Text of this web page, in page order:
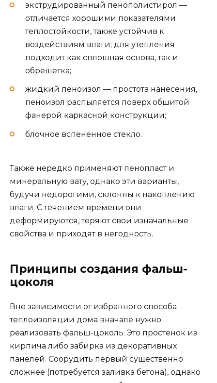
экструдированный пенополистирол —
отличается хорошими показателями
теплостойкости, также устойчив к
воздействиям влаги; для утепления
подходит как сплошная основа, так и
обрешетка;
жидкий пеноизол — простота нанесения,
пеноизол распыляется поверх обшитой
фанерой каркасной конструкции;
блочное вспененное стекло.
Также нередко применяют пенопласт и
минеральную вату, однако эти варианты,
будучи недорогими, склонны к накоплению
влаги. С течением времени они
деформируются, теряют свои изначальные
свойства и приходят в негодность.
Принципы создания фальш-
цоколя
Вне зависимости от избранного способа
теплоизоляции дома вначале нужно
реализовать фальш-цоколь. Это простенок из
кирпича либо забирка из декоративных
панелей. Соорудить первый существенно
сложнее (потребуется заливка бетона), однако